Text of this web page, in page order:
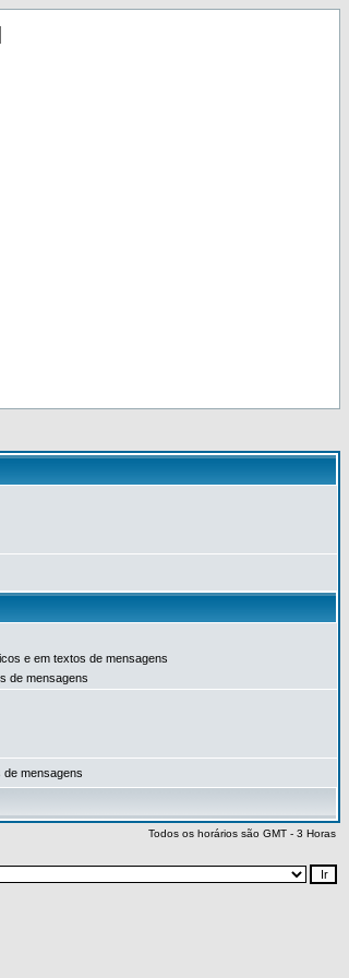
e em textos de mensagens
de mensagens
mensagens
Todos os horários são GMT - 3 Horas